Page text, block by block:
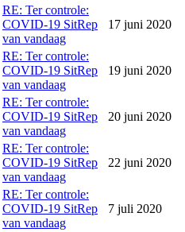
RE: Ter controle:
COVID-19 SitRep
van vandaag
17 juni 2020
RE: Ter controle:
COVID-19 SitRep
van vandaag
19 juni 2020
RE: Ter controle:
COVID-19 SitRep
van vandaag
20 juni 2020
RE: Ter controle:
COVID-19 SitRep
van vandaag
22 juni 2020
RE: Ter controle:
COVID-19 SitRep
van vandaag
7 juli 2020